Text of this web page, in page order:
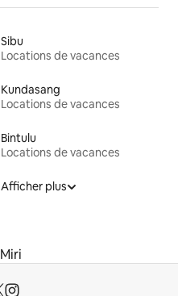
Sibu
Locations de vacances
Kundasang
Locations de vacances
Bintulu
Locations de vacances
Afficher plus
Miri